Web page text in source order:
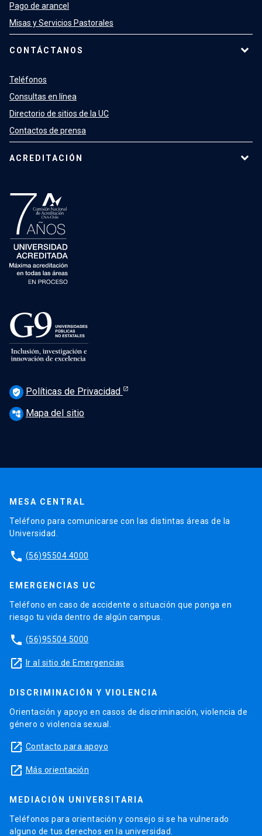
Pago de arancel
Misas y Servicios Pastorales
CONTÁCTANOS
Teléfonos
Consultas en línea
Directorio de sitios de la UC
Contactos de prensa
ACREDITACIÓN
verified_user Políticas de Privacidad
account_tree Mapa del sitio
MESA CENTRAL
Teléfono para comunicarse con las distintas áreas de la
Universidad.
phone (56)95504 4000
EMERGENCIAS UC
Teléfono en caso de accidente o situación que ponga en
riesgo tu vida dentro de algún campus.
phone (56)95504 5000
launch Ir al sitio de Emergencias
DISCRIMINACIÓN Y VIOLENCIA
Orientación y apoyo en casos de discriminación, violencia de
género o violencia sexual.
launch Contacto para apoyo
launch Más orientación
MEDIACIÓN UNIVERSITARIA
Teléfonos para orientación y consejo si se ha vulnerado
alguno de tus derechos en la universidad.